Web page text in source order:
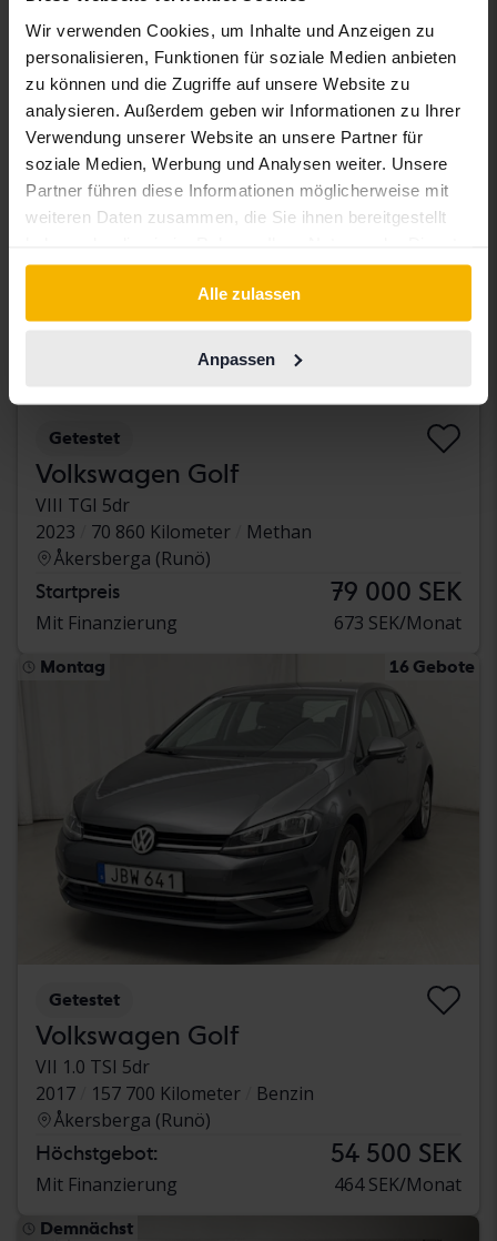
Wir verwenden Cookies, um Inhalte und Anzeigen zu
personalisieren, Funktionen für soziale Medien anbieten
zu können und die Zugriffe auf unsere Website zu
analysieren. Außerdem geben wir Informationen zu Ihrer
Verwendung unserer Website an unsere Partner für
soziale Medien, Werbung und Analysen weiter. Unsere
Partner führen diese Informationen möglicherweise mit
weiteren Daten zusammen, die Sie ihnen bereitgestellt
gesammelt haben.
Alle zulassen
Anpassen
Höchstgebot: 181 000 SEK
Mit Finanzierung 1 542 SEK/Monat
Dienstag
Getestet
Volkswagen Golf
VIII TGI 5dr
2023
70 860 Kilometer
Methan
Åkersberga (Runö)
Startpreis 79 000 SEK
Mit Finanzierung 673 SEK/Monat
Montag 16 Gebote
Getestet
Volkswagen Golf
VII 1.0 TSI 5dr
2017
157 700 Kilometer
Benzin
Åkersberga (Runö)
Höchstgebot: 54 500 SEK
Mit Finanzierung 464 SEK/Monat
Demnächst